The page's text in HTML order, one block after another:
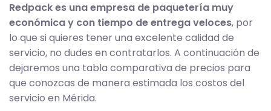
Redpack es una empresa de paquetería muy
económica y con tiempo de entrega veloces, por
lo que si quieres tener una excelente calidad de
servicio, no dudes en contratarlos. A continuación de
dejaremos una tabla comparativa de precios para
que conozcas de manera estimada los costos del
servicio en Mérida.